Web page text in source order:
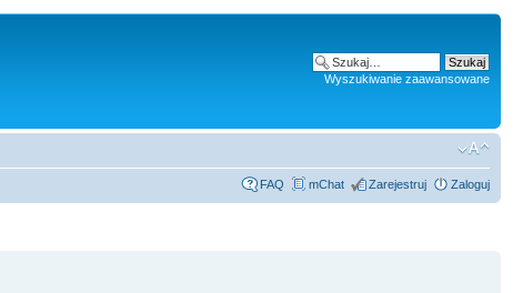
Wyszukiwanie zaawansowane
FAQ mChat Zarejestruj Zaloguj